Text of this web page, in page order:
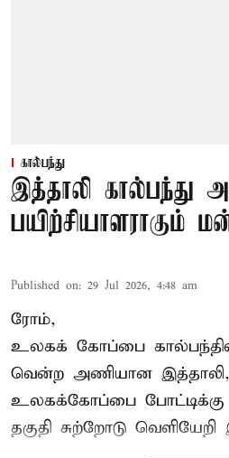
கால்பந்து
இத்தாலி கால்பந்து
பயிற்சியாளராகும்
Published on: 29 Jul 2026, 4:48 am
ரோம்,
உலகக் கோப்பை
வென்ற அணியான
உலகக்கோப்பை போட்டிக்கு
தகுதி சுற்றோடு வெளியேறி